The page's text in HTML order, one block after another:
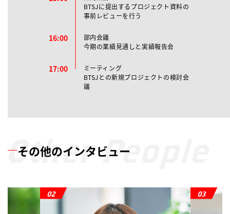
BTSJに提出するプロジェクト資料の
事前レビューを行う
16:00
部内会議
今期の業績見通しと実績報告会
17:00
ミーティング
BTSJとの新規プロジェクトの検討会
議
Other People
その他のインタビュー
02 03